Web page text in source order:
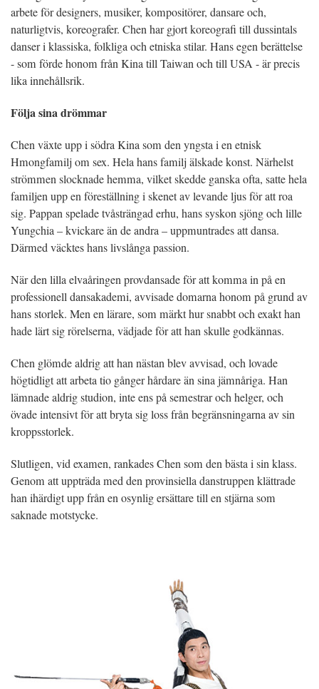
arbete för designers, musiker, kompositörer, dansare och,
naturligtvis, koreografer. Chen har gjort koreografi till dussintals
danser i klassiska, folkliga och etniska stilar. Hans egen berättelse
- som förde honom från Kina till Taiwan och till USA - är precis
lika innehållsrik.
Följa sina drömmar
Chen växte upp i södra Kina som den yngsta i en etnisk
Hmongfamilj om sex. Hela hans familj älskade konst. Närhelst
strömmen slocknade hemma, vilket skedde ganska ofta, satte hela
familjen upp en föreställning i skenet av levande ljus för att roa
sig. Pappan spelade tvåsträngad erhu, hans syskon sjöng och lille
Yungchia – kvickare än de andra – uppmuntrades att dansa.
Därmed väcktes hans livslånga passion.
När den lilla elvaåringen provdansade för att komma in på en
professionell dansakademi, avvisade domarna honom på grund av
hans storlek. Men en lärare, som märkt hur snabbt och exakt han
hade lärt sig rörelserna, vädjade för att han skulle godkännas.
Chen glömde aldrig att han nästan blev avvisad, och lovade
högtidligt att arbeta tio gånger hårdare än sina jämnåriga. Han
lämnade aldrig studion, inte ens på semestrar och helger, och
övade intensivt för att bryta sig loss från begränsningarna av sin
kroppsstorlek.
Slutligen, vid examen, rankades Chen som den bästa i sin klass.
Genom att uppträda med den provinsiella danstruppen klättrade
han ihärdigt upp från en osynlig ersättare till en stjärna som
saknade motstycke.